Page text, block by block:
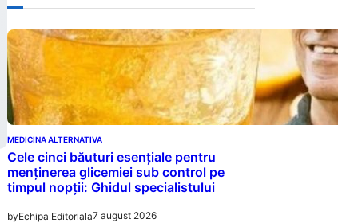
MEDICINA ALTERNATIVA
Cele cinci băuturi esențiale pentru
menținerea glicemiei sub control pe
timpul nopții: Ghidul specialistului
byEchipa Editoriala7 august 2026